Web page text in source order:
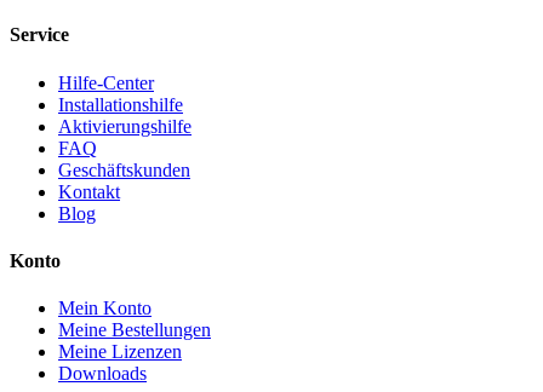
Service
Hilfe-Center
Installationshilfe
Aktivierungshilfe
FAQ
Geschäftskunden
Kontakt
Blog
Konto
Mein Konto
Meine Bestellungen
Meine Lizenzen
Downloads